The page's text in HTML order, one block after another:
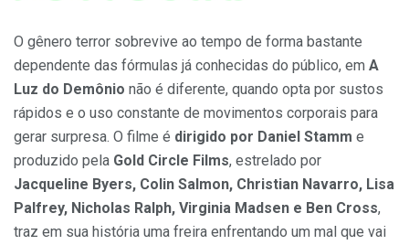
O gênero terror sobrevive ao tempo de forma bastante
dependente das fórmulas já conhecidas do público, em A
Luz do Demônio não é diferente, quando opta por sustos
rápidos e o uso constante de movimentos corporais para
gerar surpresa. O filme é dirigido por Daniel Stamm e
produzido pela Gold Circle Films, estrelado por
Jacqueline Byers, Colin Salmon, Christian Navarro, Lisa
Palfrey, Nicholas Ralph, Virginia Madsen e Ben Cross,
traz em sua história uma freira enfrentando um mal que vai